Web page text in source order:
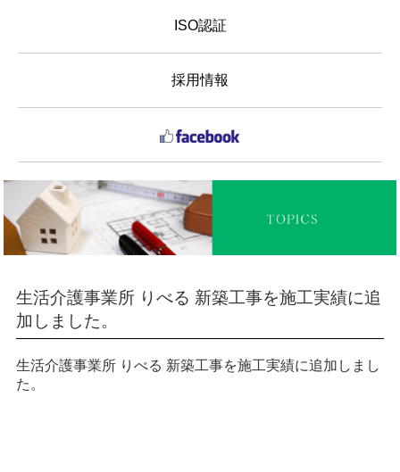
ISO認証
採用情報
生活介護事業所 りべる 新築工事を施工実績に追
加しました。
生活介護事業所 りべる 新築工事を施工実績に追加しまし
た。